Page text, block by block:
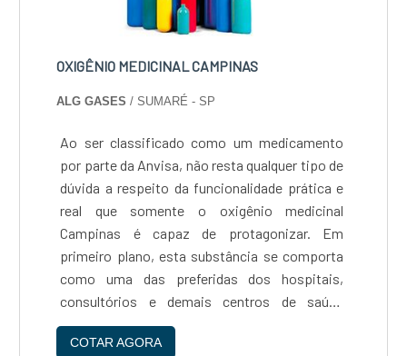
OXIGÊNIO MEDICINAL CAMPINAS
ALG GASES / SUMARÉ - SP
Ao ser classificado como um medicamento
por parte da Anvisa, não resta qualquer tipo de
dúvida a respeito da funcionalidade prática e
real que somente o oxigênio medicinal
Campinas é capaz de protagonizar. Em
primeiro plano, esta substância se comporta
como uma das preferidas dos hospitais,
consultórios e demais centros de saúde
quando do tratamento de pacientes com
insuficiência respiratória. O dado que baliza
COTAR AGORA